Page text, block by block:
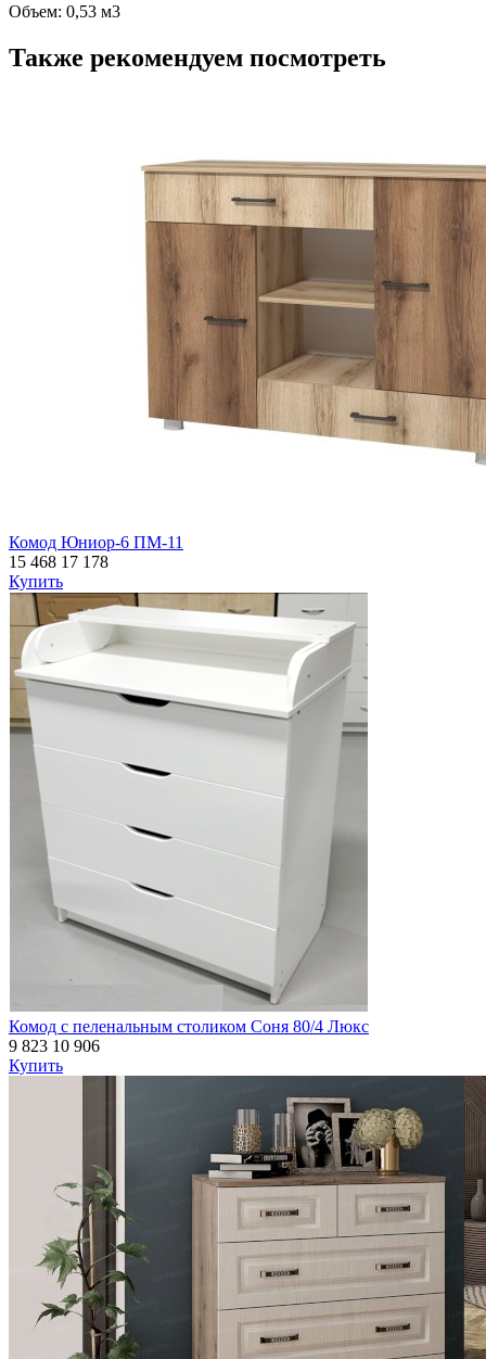
Объем: 0,53 м3
Также рекомендуем посмотреть
Комод Юниор-6 ПМ-11
15 468 17 178
Купить
Комод с пеленальным столиком Соня 80/4 Люкс
9 823 10 906
Купить